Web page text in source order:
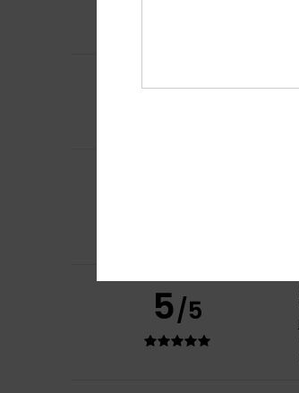
4/5
5/5